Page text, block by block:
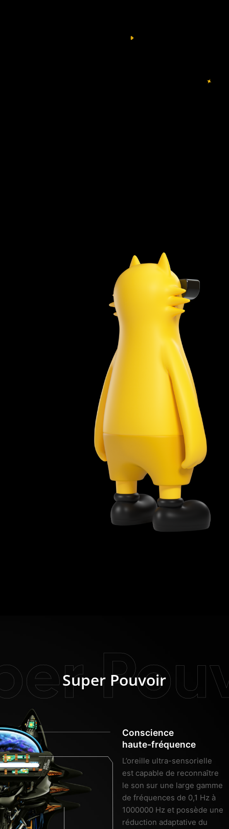
Super Pouvoir
Conscience
haute-fréquence
L’oreille ultra-sensorielle
est capable de reconnaître
le son sur une large gamme
de fréquences de 0,1 Hz à
1000000 Hz et possède une
réduction adaptative du